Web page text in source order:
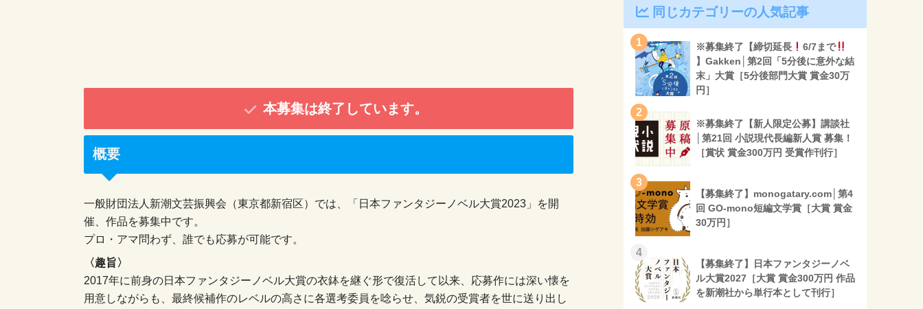
本募集は終了しています。
概要
一般財団法人新潮文芸振興会（東京都新宿区）では、「日本ファンタジーノベル大賞2023」を開
催、作品を募集中です。
プロ・アマ問わず、誰でも応募が可能です。
〈趣旨〉
2017年に前身の日本ファンタジーノベル大賞の衣鉢を継ぐ形で復活して以来、応募作には深い懐を
用意しながらも、最終候補作のレベルの高さに各選考委員を唸らせ、気鋭の受賞者を世に送り出し
同じカテゴリーの人気記事
1 ※募集終了【締切延長
6/7まで
】Gakken│第2回「5分後に意外な結
末」大賞［5分後部門大賞 賞金30万
円］
2
※募集終了【新人限定公募】講談社
│第21回 小説現代長編新人賞 募集！
［賞状 賞金300万円 受賞作刊行］
3
【募集終了】monogatary.com│第4
回 GO-mono短編文学賞［大賞 賞金
30万円］
4
【募集終了】日本ファンタジーノベ
ル大賞2027［大賞 賞金300万円 作品
を新潮社から単行本として刊行］